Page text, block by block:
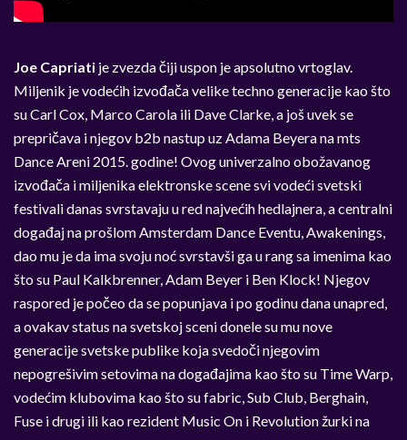
Joe Capriati je zvezda čiji uspon je apsolutno vrtoglav.
Miljenik je vodećih izvođača velike techno generacije kao što
su Carl Cox, Marco Carola ili Dave Clarke, a još uvek se
prepričava i njegov b2b nastup uz Adama Beyera na mts
Dance Areni 2015. godine! Ovog univerzalno obožavanog
izvođača i miljenika elektronske scene svi vodeći svetski
festivali danas svrstavaju u red najvećih hedlajnera, a centralni
događaj na prošlom Amsterdam Dance Eventu, Awakenings,
dao mu je da ima svoju noć svrstavši ga u rang sa imenima kao
što su Paul Kalkbrenner, Adam Beyer i Ben Klock! Njegov
raspored je počeo da se popunjava i po godinu dana unapred,
a ovakav status na svetskoj sceni donele su mu nove
generacije svetske publike koja svedoči njegovim
nepogrešivim setovima na događajima kao što su Time Warp,
vodećim klubovima kao što su fabric, Sub Club, Berghain,
Fuse i drugi ili kao rezident Music On i Revolution žurki na